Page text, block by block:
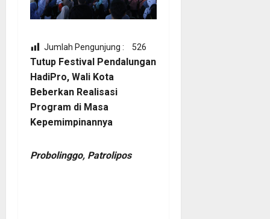
Jumlah Pengunjung : 526
Tutup Festival Pendalungan
HadiPro, Wali Kota
Beberkan Realisasi
Program di Masa
Kepemimpinannya
Probolinggo, Patrolipos